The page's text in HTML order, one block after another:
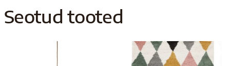
Seotud tooted